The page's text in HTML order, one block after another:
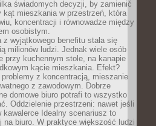
świadomych decyzji, by zamienić
kąt mieszkania w przestrzeń, która
koncentracji i równowadze między
osobistym.
z wyjątkowego benefitu stała się
milionów ludzi. Jednak wiele osób
przy kuchennym stole, na kanapie
kącie mieszkania. Efekt?
z koncentracją, mieszanie
z zawodowym. Dobrze
domowe biuro potrafi to wszystko
Oddzielenie przestrzeni: nawet jeśli
kawalerce Idealny scenariusz to
na biuro. W praktyce większość ludzi